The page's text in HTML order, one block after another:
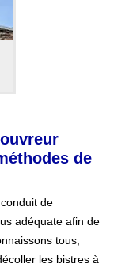
de
de
adéquate afin de
tous,
les bistres à